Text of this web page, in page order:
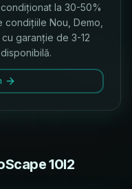
la 30-50%
Nou, Demo,
garanție de 3-12
10I2